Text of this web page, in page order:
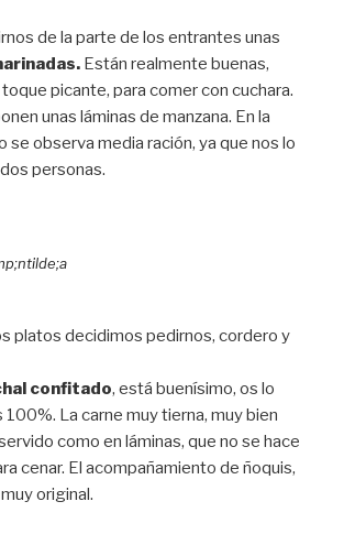
de la parte de los entrantes unas
Están realmente buenas,
picante, para comer con cuchara.
unas láminas de manzana. En la
se observa media ración, ya que nos lo
personas.
platos decidimos pedirnos, cordero y
confitado, está buenísimo, os lo
La carne muy tierna, muy bien
como en láminas, que no se hace
cenar. El acompañamiento de ñoquis,
original.